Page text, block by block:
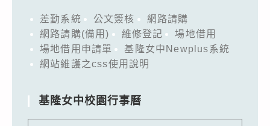
差勤系統 公文簽核
網路請購
網路請購(備用)
維修登記
場地借用
場地借用申請單
基隆女中Newplus系統
網站維護之css使用說明
基隆女中校園行事曆